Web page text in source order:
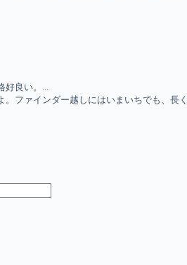
良い。...
ファインダー越しにはいまいちでも、長